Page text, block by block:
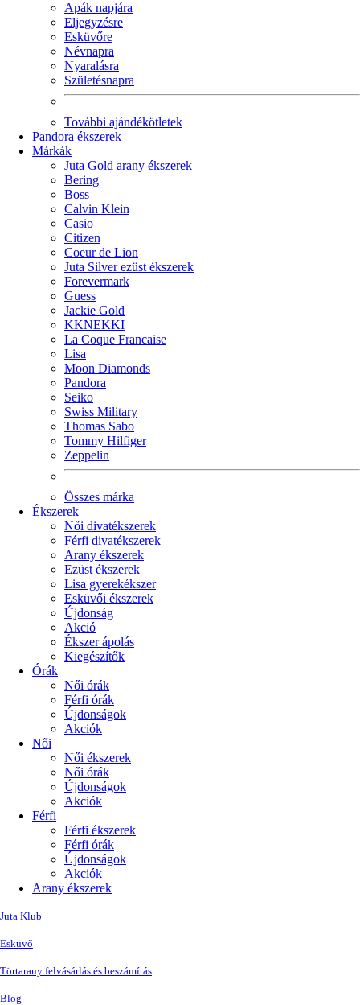
Apák napjára
Eljegyzésre
Esküvőre
Névnapra
Nyaralásra
Születésnapra
További ajándékötletek
Pandora ékszerek
Márkák
Juta Gold arany ékszerek
Bering
Boss
Calvin Klein
Casio
Citizen
Coeur de Lion
Juta Silver ezüst ékszerek
Forevermark
Guess
Jackie Gold
KKNEKKI
La Coque Francaise
Lisa
Moon Diamonds
Pandora
Seiko
Swiss Military
Thomas Sabo
Tommy Hilfiger
Zeppelin
Összes márka
Ékszerek
Női divatékszerek
Férfi divatékszerek
Arany ékszerek
Ezüst ékszerek
Lisa gyerekékszer
Esküvői ékszerek
Újdonság
Akció
Ékszer ápolás
Kiegészítők
Órák
Női órák
Férfi órák
Újdonságok
Akciók
Női
Női ékszerek
Női órák
Újdonságok
Akciók
Férfi
Férfi ékszerek
Férfi órák
Újdonságok
Akciók
Arany ékszerek
Juta Klub
Esküvő
Törtarany felvásárlás és beszámítás
Blog